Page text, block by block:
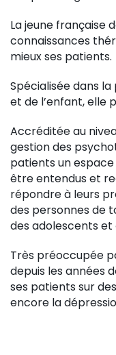
La jeune française
connaissances
mieux ses patients.
Spécialisée dans
et de l’enfant, elle
Accréditée au
gestion des
patients un
être entendus et
répondre à leurs
des personnes de
des adolescents et
Très préoccupée
depuis les années
ses patients sur
encore la